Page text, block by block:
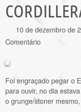
10 de dezembro de
Comentário
Foi engraçado pegar o
para ouvir, no dia
o grunge/stoner